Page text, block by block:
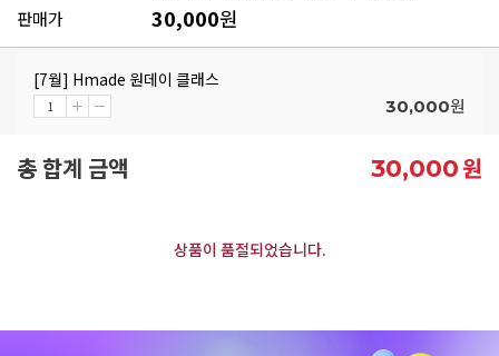
판매가 30,000원
[7월] Hmade 원데이 클래스
30,000원
총 합계 금액 30,000원
상품이 품절되었습니다.